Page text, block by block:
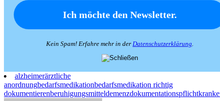
Kein Spam! Erfahre mehr in der Datenschutzerklärung
alzheimerärztliche
anordnungbedarfsmedikationbedarfsmedikation richtig
dokumentierenberuhigungsmitteldemenzdokumentationspflicht